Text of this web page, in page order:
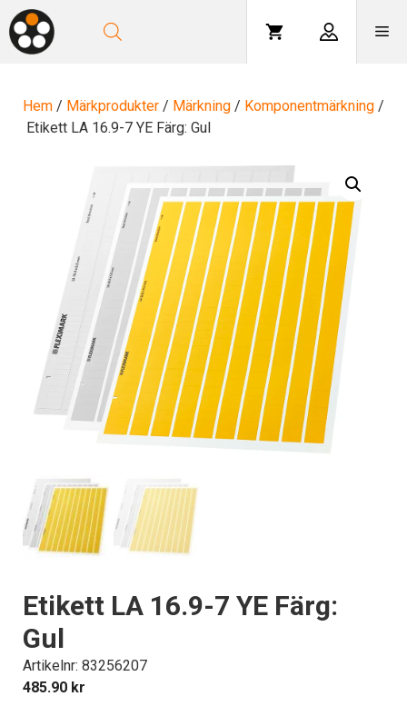
Hoppa
till
innehåll
Hem / Märkprodukter / Märkning / Komponentmärkning /
Etikett LA 16.9-7 YE Färg: Gul
Etikett LA 16.9-7 YE Färg:
Gul
Artikelnr: 83256207
485.90 kr